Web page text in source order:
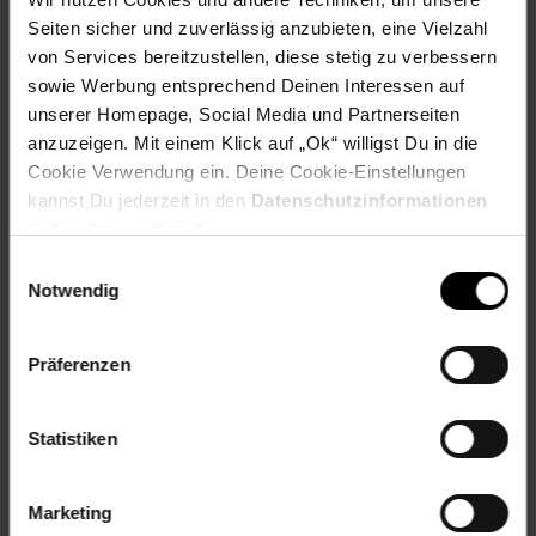
Seiten sicher und zuverlässig anzubieten, eine Vielzahl
von Services bereitzustellen, diese stetig zu verbessern
sowie Werbung entsprechend Deinen Interessen auf
unserer Homepage, Social Media und Partnerseiten
anzuzeigen. Mit einem Klick auf „Ok“ willigst Du in die
Cookie Verwendung ein. Deine Cookie-Einstellungen
kannst Du jederzeit in den Datenschutzinformationen
Notwendig
Präferenzen
Statistiken
Marketing
Temperaturanzeige
Temperatureinstellung von 10-35°C
Details:
Maße: 40,5 x 17 x 12,5 cm (HxBxT)
Kabellänge: ca. 150 cm
Versandinformationen
Herstellerinformationen
Altgeräterücknahme